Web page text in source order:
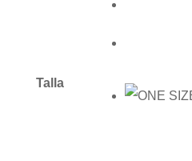
Talla